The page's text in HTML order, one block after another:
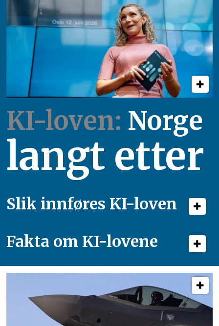
KI-loven: Norge
langt etter
Slik innføres KI-loven
Fakta om KI-lovene